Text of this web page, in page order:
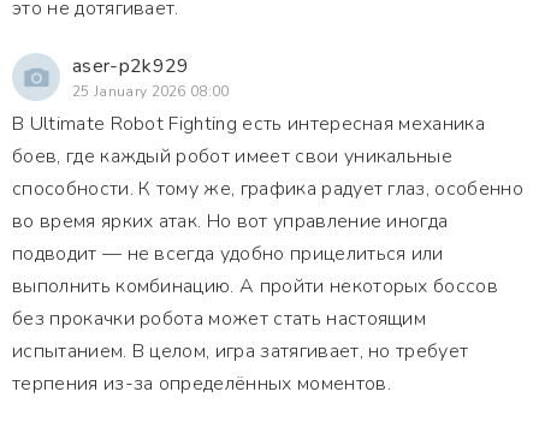
это не дотягивает.
aser-p2k929
25 January 2026 08:00
В Ultimate Robot Fighting есть интересная механика
боев, где каждый робот имеет свои уникальные
способности. К тому же, графика радует глаз, особенно
во время ярких атак. Но вот управление иногда
подводит — не всегда удобно прицелиться или
выполнить комбинацию. А пройти некоторых боссов
без прокачки робота может стать настоящим
испытанием. В целом, игра затягивает, но требует
терпения из-за определённых моментов.